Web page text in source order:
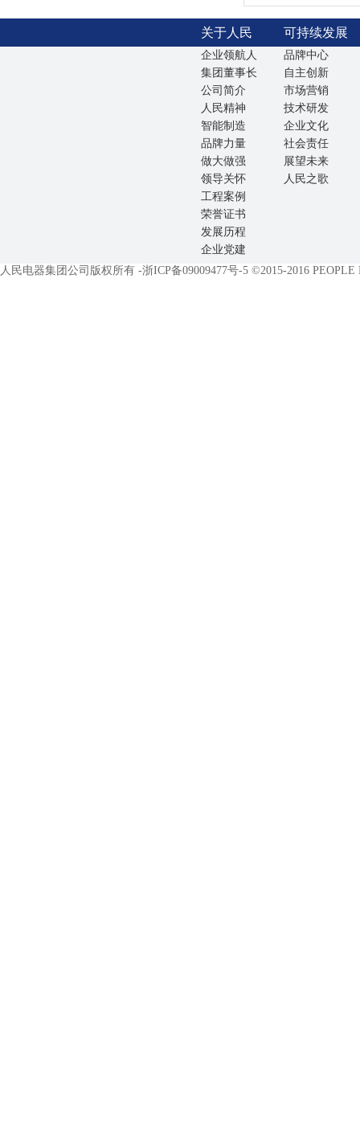
关于人民 可持续发展
企业领航人
集团董事长
公司简介
人民精神
智能制造
品牌力量
做大做强
领导关怀
工程案例
荣誉证书
发展历程
企业党建
品牌中心
自主创新
市场营销
技术研发
企业文化
社会责任
展望未来
人民之歌
人民电器集团公司版权所有 -浙ICP备09009477号-5 ©2015-2016 PEOPLE